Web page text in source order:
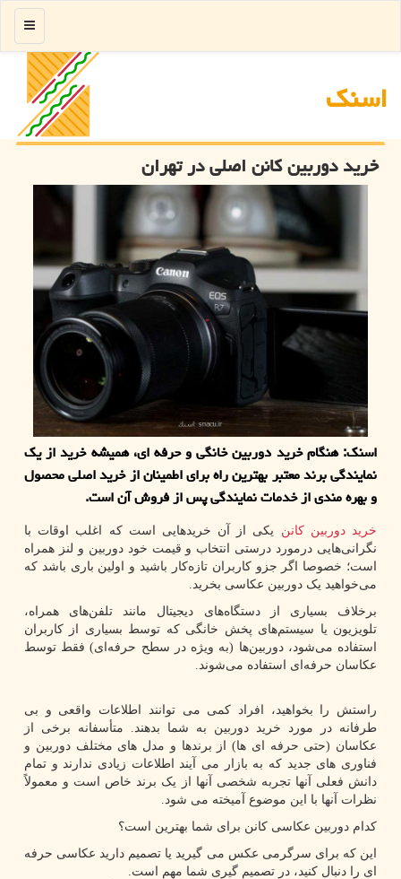
اسنك
منو
خرید دوربین کانن اصلی در تهران
اسنک: هنگام خرید دوربین خانگی و حرفه ای، همیشه خرید از یک
نمایندگی برند معتبر بهترین راه برای اطمینان از خرید اصلی محصول
و بهره مندی از خدمات نمایندگی پس از فروش آن است.
خرید دوربین کانن یکی از آن خرید‌هایی است که اغلب اوقات با
نگرانی‌هایی درمورد درستی انتخاب‌ و قیمت خود دوربین و لنز همراه
است؛ خصوصا اگر جزو کاربران تازه‌کار باشید و اولین باری باشد که
می‌خواهید یک دوربین عکاسی بخرید.
برخلاف بسیاری از دستگاه‌های دیجیتال مانند تلفن‌های همراه،
تلویزیون یا سیستم‌های پخش خانگی که توسط بسیاری از کاربران
استفاده می‌شود، دوربین‌ها (به ویژه در سطح حرفه‌ای) فقط توسط
عکاسان حرفه‌ای استفاده می‌شوند.
راستش را بخواهید، افراد کمی می توانند اطلاعات واقعی و بی
طرفانه در مورد خرید دوربین به شما بدهند. متأسفانه برخی از
عکاسان (حتی حرفه ای ها) از برندها و مدل های مختلف دوربین و
فناوری های جدید که به بازار می آیند اطلاعات زیادی ندارند و تمام
دانش فعلی آنها تجربه شخصی آنها از یک برند خاص است و معمولاً
نظرات آنها با این موضوع آمیخته می شود.
کدام دوربین عکاسی کانن برای شما بهترین است؟
این که برای سرگرمی عکس می گیرید یا تصمیم دارید عکاسی حرفه
ای را دنبال کنید، در تصمیم گیری شما مهم است.